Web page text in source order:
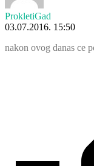
ProkletiGad
03.07.2016. 15:50
nakon ovog danas ce